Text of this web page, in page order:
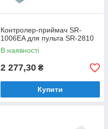
Контролер-приймач SR-
1006EA для пульта SR-2810
В наявності
2 277,30 ₴
Купити